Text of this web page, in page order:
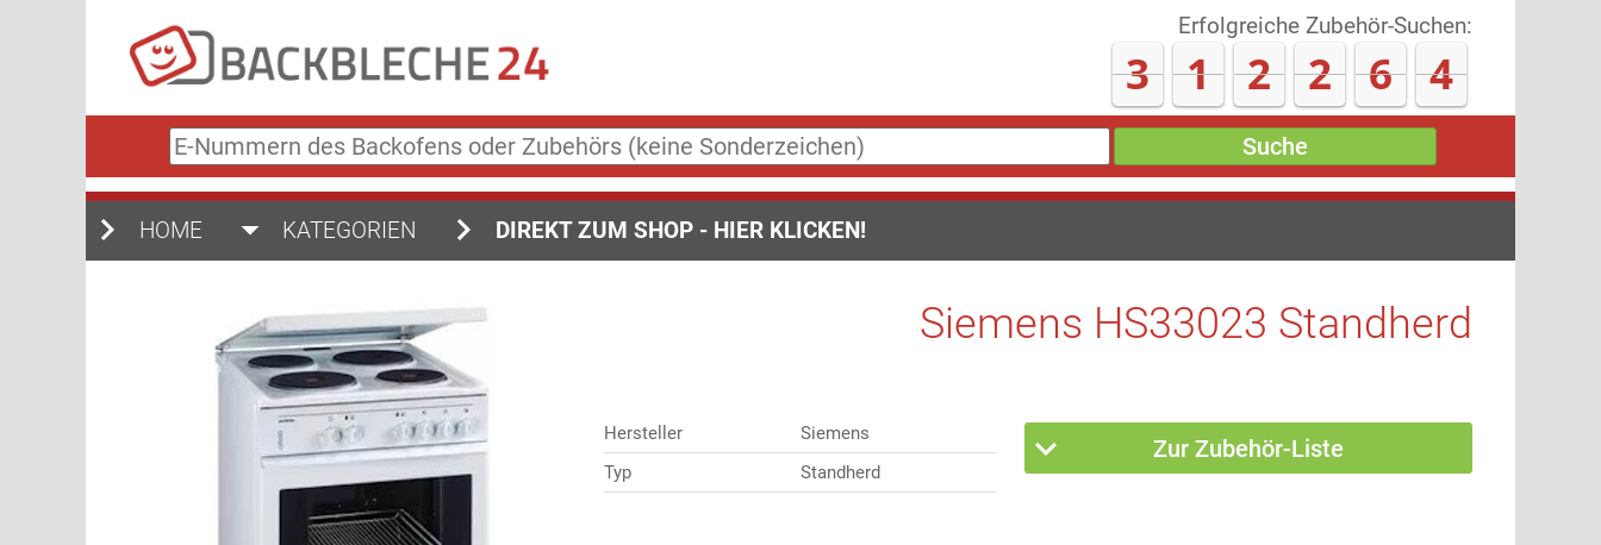
Erfolgreiche Zubehör-Suchen:
3 1 2 2 9 9
E-
Nummern
des
oder
Suche
HOME KATEGORIEN DIREKT ZUM SHOP - HIER KLICKEN!
Siemens HS33023 Standherd
Hersteller
Siemens
Typ
Standherd
Zur Zubehör-Liste